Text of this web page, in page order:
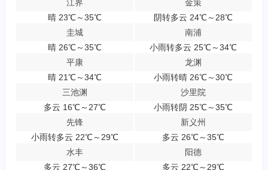
江界
晴 23℃～35℃
金策
阴转多云 24℃～28℃
圭城
晴 26℃～35℃
南浦
小雨转多云 25℃～34℃
平康
晴 21℃～34℃
龙渊
小雨转晴 26℃～30℃
三池渊
多云 16℃～27℃
沙里院
小雨转阴 25℃～35℃
先锋
小雨转多云 22℃～29℃
新义州
多云 26℃～35℃
水丰
多云 27℃～36℃
阳德
多云 22℃～29℃